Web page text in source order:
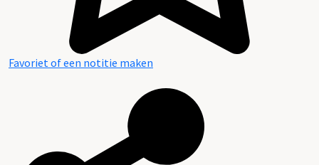
Favoriet of een notitie maken